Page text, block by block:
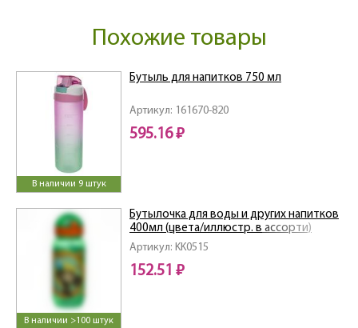
Похожие товары
В наличии 9 штук
Артикул: 161670-820
Бутыль для напитков 750 мл
595.16 ₽
В наличии >100 штук
Артикул: KK0515
Бутылочка для воды и других напитков
400мл (цвета/иллюстр. в ассорти)
152.51 ₽